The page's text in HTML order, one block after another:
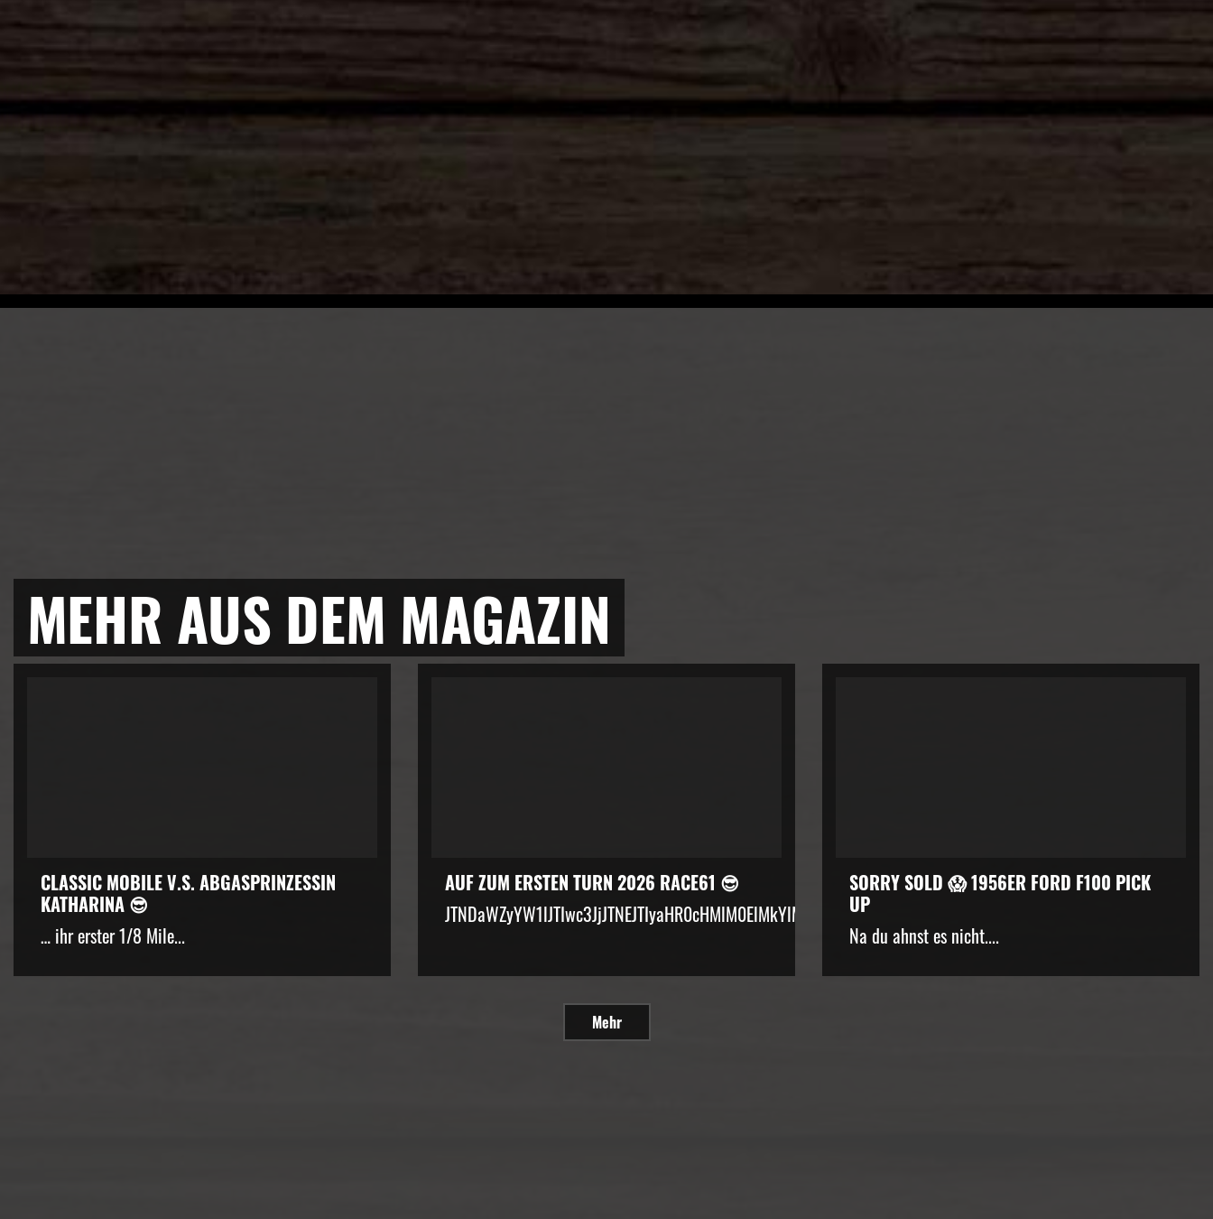
MEHR AUS DEM MAGAZIN
CLASSIC MOBILE V.S. ABGASPRINZESSIN
KATHARINA 😎
… ihr erster 1/8 Mile...
AUF ZUM ERSTEN TURN 2026 RACE61 😎
SORRY SOLD 😱 1956ER FORD F100 PICK
UP
Na du ahnst es nicht....
Mehr